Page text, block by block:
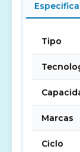
Tipo
Marcas
Ciclo